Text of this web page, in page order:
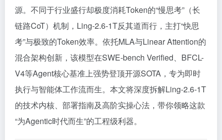
源。不同于行业盛行却极度消耗Token的“慢思考”（长
链路CoT）机制，Ling-2.6-1T反其道而行，主打“快思
考”与极致的Token效率。依托MLA与Linear Attention的
混合架构创新，该模型在SWE-bench Verified、BFCL-
V4等Agent核心基准上强势登顶开源SOTA，专为即时
执行与智能体工作流而生。本文将深度拆解Ling-2.6-1T
的技术内核、部署指南及高阶实操心法，带你领略这款
“为Agentic时代而生”的工程级利器。